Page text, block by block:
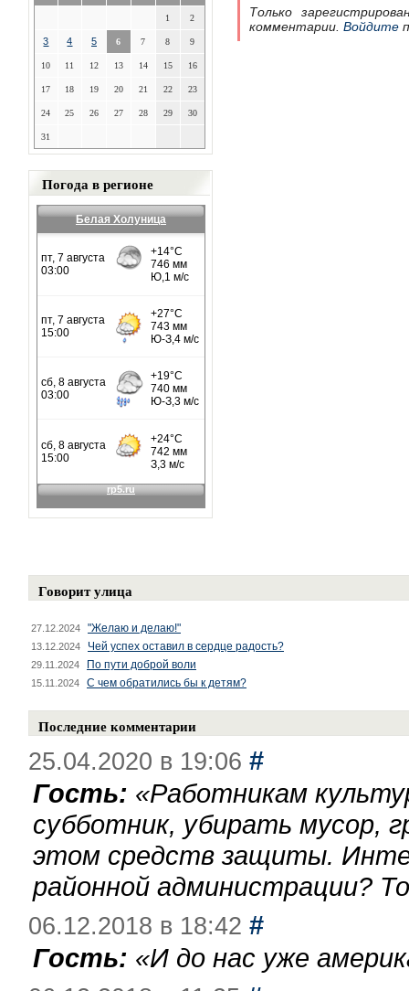
1 2
3 4 5 6 7 8 9
10 11 12 13 14 15 16
17 18 19 20 21 22 23
24 25 26 27 28 29 30
31
Погода в регионе
Белая Холуница
Только
комментарии. Войдите
Говорит улица
27.12.2024 "Желаю и делаю!"
13.12.2024 Чей успех оставил в сердце радость?
29.11.2024 По пути доброй воли
15.11.2024 С чем обратились бы к детям?
Последние комментарии
25.04.2020 в 19:06 #
Гость: «Работникам
субботник, убирать мусор,
этом средств защиты.
районной администрации?
06.12.2018 в 18:42 #
Гость: «И до нас уже